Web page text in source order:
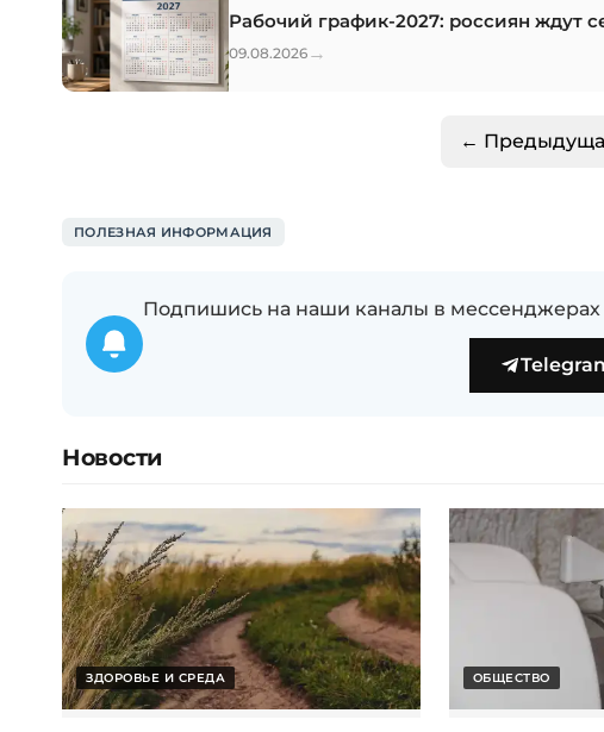
Рабочий график-2027: россиян ждут
09.08.2026 →
←
ПОЛЕЗНАЯ ИНФОРМАЦИЯ
Подпишись на наши каналы в
Новости
ЗДОРОВЬЕ И СРЕДА ОБЩЕСТВО